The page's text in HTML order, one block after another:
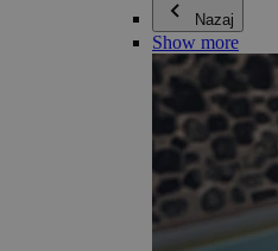
Nazaj
Show more